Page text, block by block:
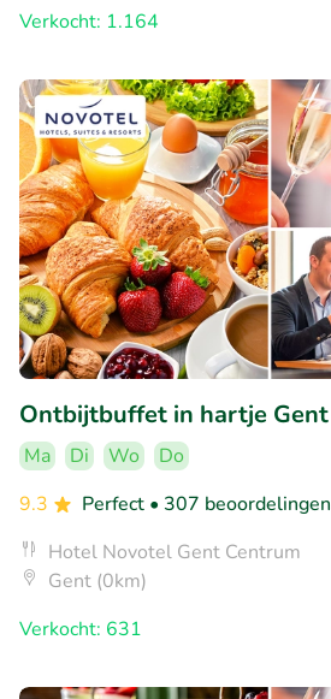
Verkocht: 1.164
Ontbijtbuffet in hartje Gent
Ma Di Wo
Do
9.3
Perfect • 307 beoordelingen
Hotel Novotel Gent Centrum
Gent (0km)
Verkocht: 631